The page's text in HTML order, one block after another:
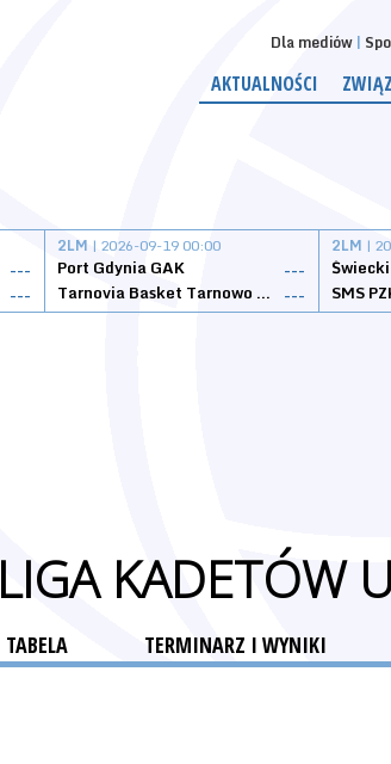
Dla mediów
AKTUALNOŚCI
---
---
2LM | 2026-09-19 00:00
Port Gdynia GAK
---
Tarnovia Basket Tarnowo Podgórne ---
2LM |
SMS
LIGA KADETÓW
TABELA TERMINARZ I WYNIKI